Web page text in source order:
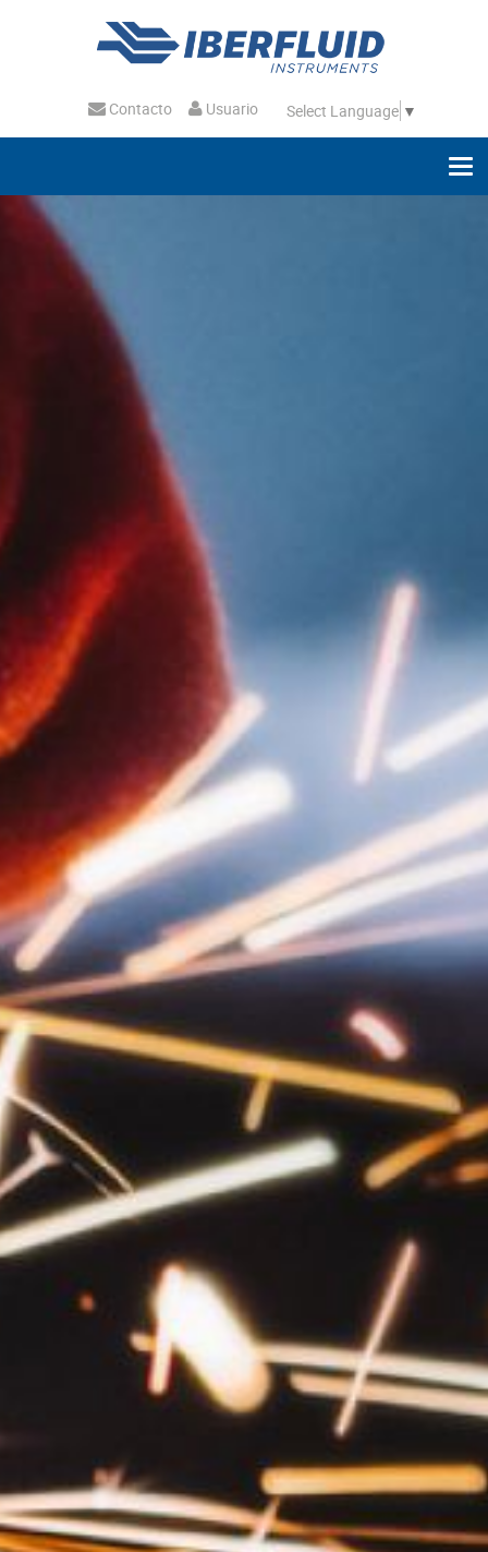
Contacto Usuario Select Language ▼